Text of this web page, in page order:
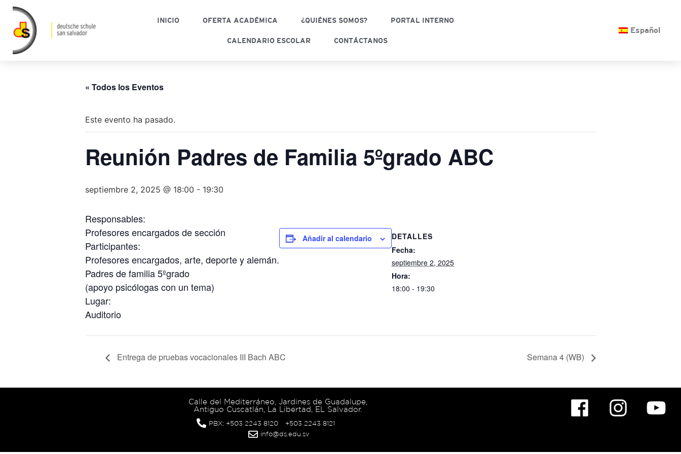
INICIO OFERTA ACADÉMICA ¿QUIÉNES SOMOS? PORTAL INTERNO
CALENDARIO ESCOLAR CONTÁCTANOS
Español
« Todos los Eventos
Este evento ha pasado.
Reunión Padres de Familia 5ºgrado ABC
septiembre 2, 2025 @ 18:00 - 19:30
Responsables:
Profesores encargados de sección
Participantes:
Profesores encargados, arte, deporte y alemán.
Padres de familia 5ºgrado
(apoyo psicólogas con un tema)
Lugar:
Auditorio
Añadir al calendario
DETALLES
Fecha:
septiembre 2, 2025
Hora:
18:00 - 19:30
Entrega de pruebas vocacionales III Bach ABC Semana 4 (WB)
Calle del Mediterráneo, Jardines de Guadalupe,
Antiguo Cuscatlán, La Libertad, EL Salvador.
PBX: +503 2243 8120
+503 2243 8121
info@ds.edu.sv